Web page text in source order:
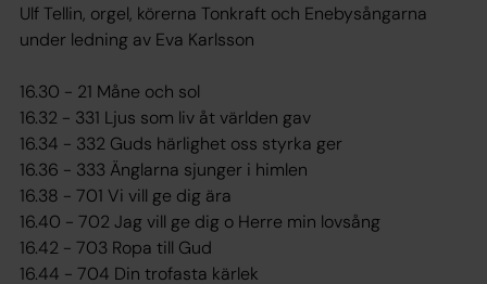
Ulf Tellin, orgel, körerna Tonkraft och Enebysångarna
under ledning av Eva Karlsson
16.30 - 21 Måne och sol
16.32 - 331 Ljus som liv åt världen gav
16.34 - 332 Guds härlighet oss styrka ger
16.36 - 333 Änglarna sjunger i himlen
16.38 - 701 Vi vill ge dig ära
16.40 - 702 Jag vill ge dig o Herre min lovsång
16.42 - 703 Ropa till Gud
16.44 - 704 Din trofasta kärlek